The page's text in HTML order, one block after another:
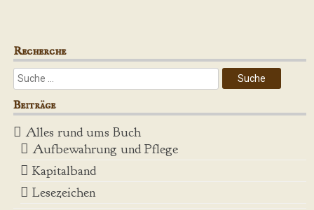
Recherche
Beiträge
Alles rund ums Buch
Aufbewahrung und Pflege
Kapitalband
Lesezeichen